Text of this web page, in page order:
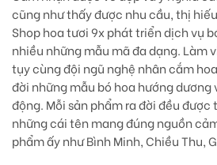
cũng như thấy được nhu cầu, thị
Shop hoa tươi 9x phát triển dịch vụ
nhiều những mẫu mã đa dạng. Làm
tụy cùng đội ngũ nghệ nhân cắm
đời những mẫu bó hoa hướng dương
động. Mỗi sản phẩm ra đời đều
những cái tên mang đúng nguồn
phẩm ấy như Bình Minh, Chiều Thu,